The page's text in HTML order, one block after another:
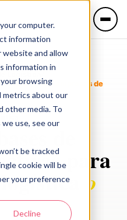
computer.
information
and allow
information in
browsing
metrics about our
other media. To
use, see our
be tracked
cookie will be
your preference
Decline
🇺🇸 English
Logística
para empresas de
de
para
o